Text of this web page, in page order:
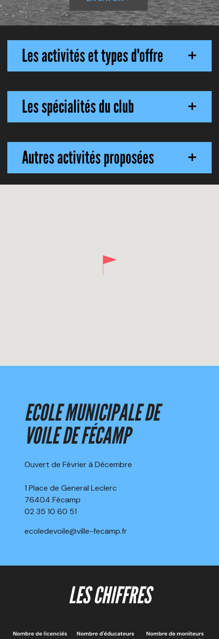
Les activités et types d'offre +
Les spécialités du club +
Autres activités proposées +
ECOLE MUNICIPALE DE
VOILE DE FÉCAMP
Ouvert de Février à Décembre
1 Place de General Leclerc
76404 Fécamp
02 35 10 60 51
ecoledevoile@ville-fecamp.fr
LES CHIFFRES